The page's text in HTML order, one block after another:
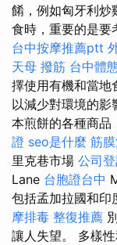
餚，例如匈牙利炒
食時，重要的是要
台中按摩推薦ptt
天母 撥筋 台中體
擇使用有機和當地
以減少對環境的影
本煎餅的各種商品
證 seo是什麼 筋
里克巷市場 公司
Lane 台胞證台中
包括孟加拉國和印
摩排毒 整復推薦
讓人失望。 多樣